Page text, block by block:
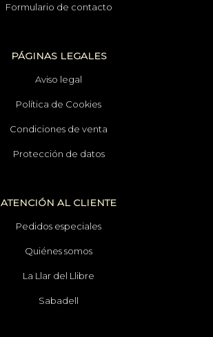
Formulario de contacto
PÁGINAS LEGALES
Aviso legal
Política de Cookies
Condiciones de venta
Protección de datos
ATENCIÓN AL CLIENTE
Pedidos especiales
Quiénes somos
La Llar del Llibre
Sabadell